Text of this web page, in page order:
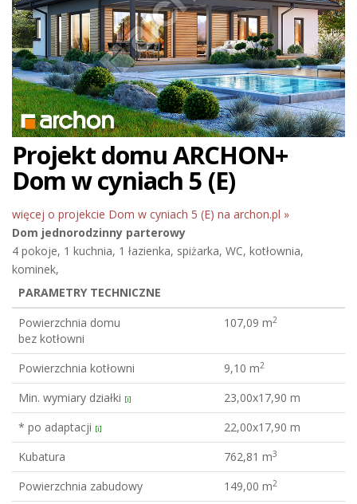
Projekt domu ARCHON+
Dom w cyniach 5 (E)
więcej o projekcie Dom w cyniach 5 (E) na archon.pl »
Dom jednorodzinny parterowy
4 pokoje, 1 kuchnia, 1 łazienka, spiżarka, WC, kotłownia,
kominek,
PARAMETRY TECHNICZNE
Powierzchnia domu
bez kotłowni
107,09 m2
Powierzchnia kotłowni 9,10 m2
Min. wymiary działki [i]
23,00x17,90 m
* po adaptacji [i]
22,00x17,90 m
Kubatura
762,81 m3
Powierzchnia zabudowy 149,00 m2